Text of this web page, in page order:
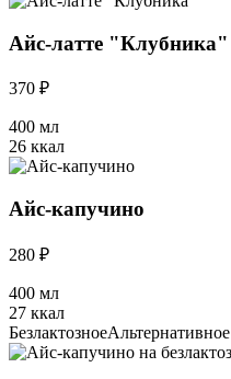
Айс-латте "Клубника"
370 ₽
400 мл
26 ккал
Айс-капучино
280 ₽
400 мл
27 ккал
БезлактозноеАльтернативное